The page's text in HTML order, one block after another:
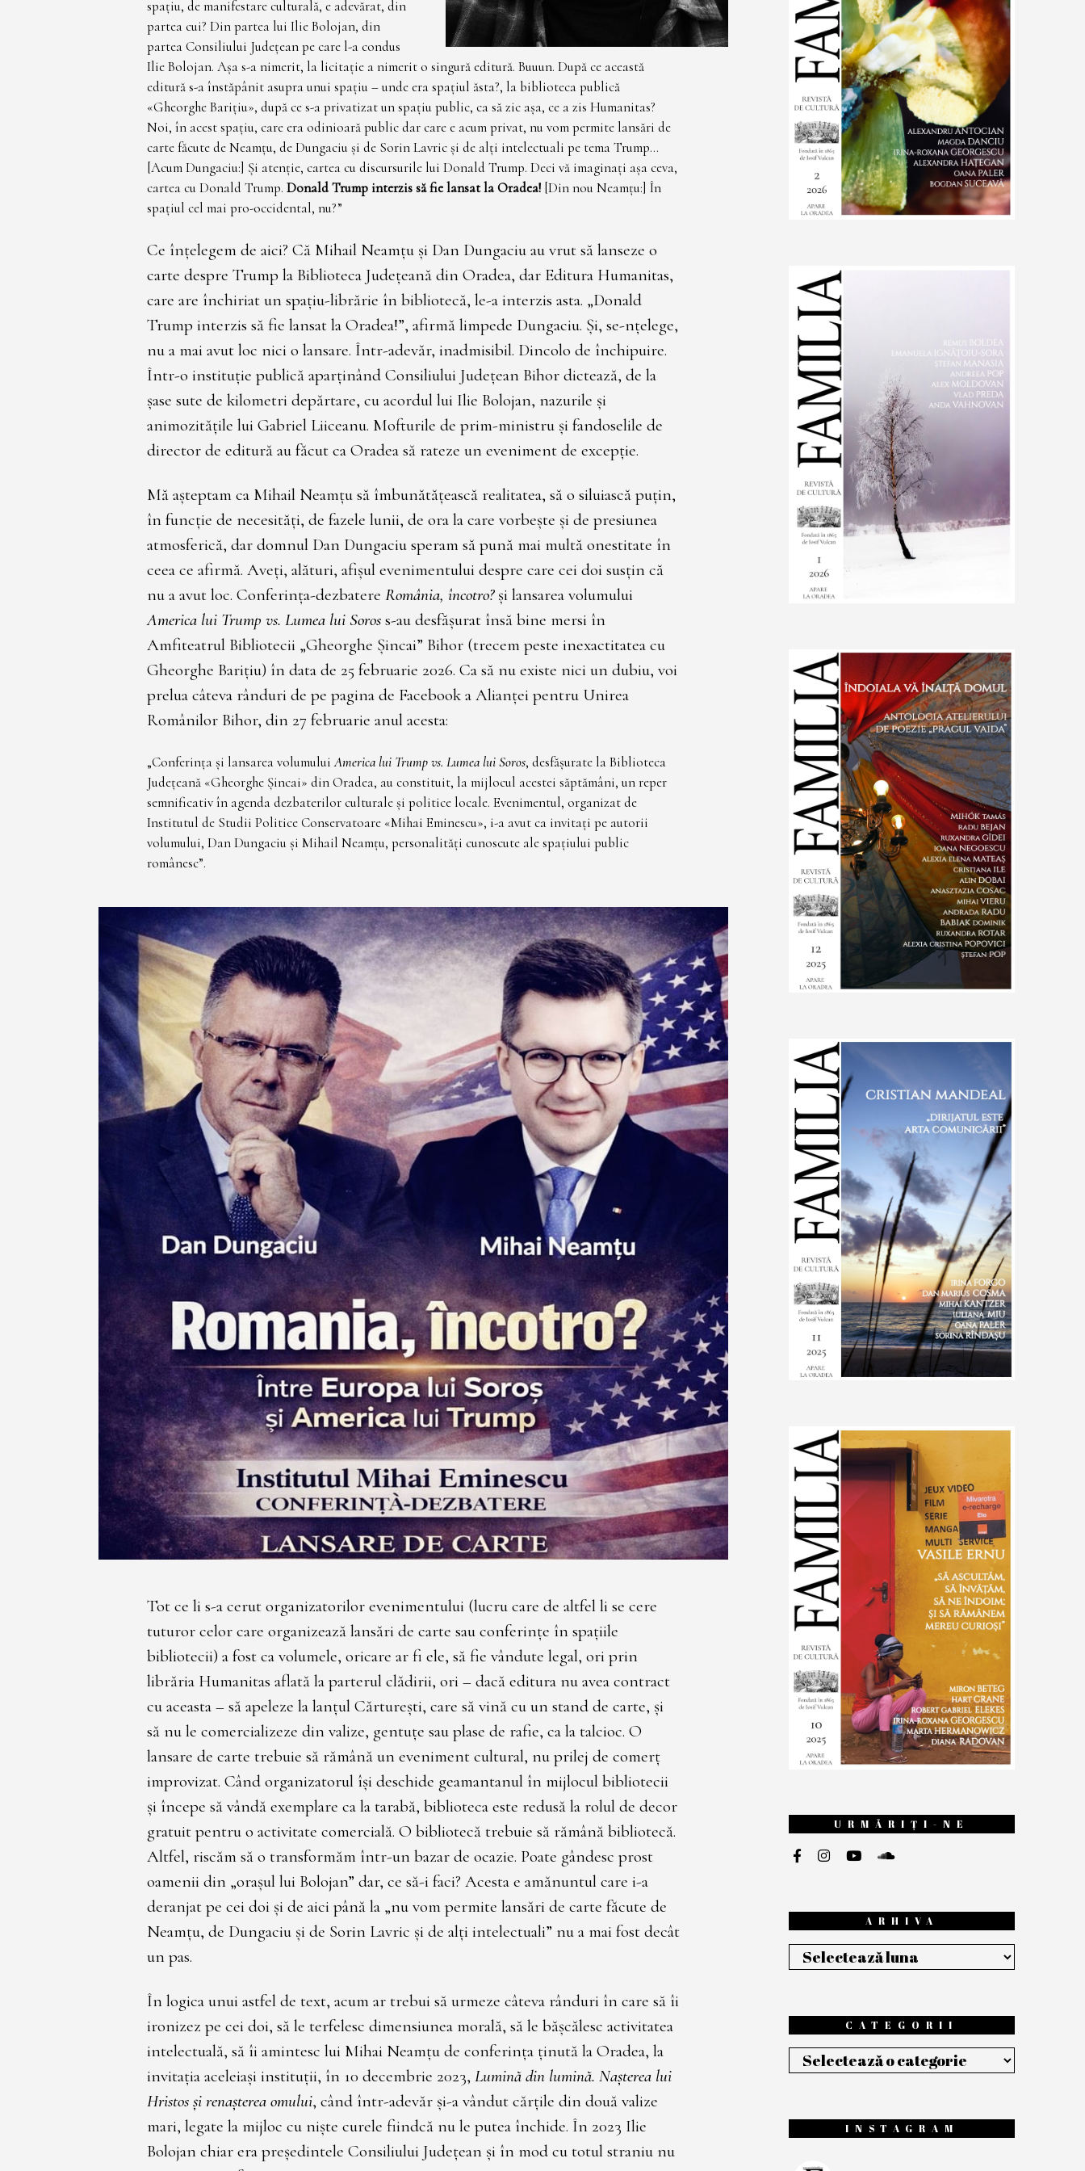
spațiu, de manifestare culturală, e adevărat, din
partea cui? Din partea lui Ilie Bolojan, din
partea Consiliului Județean pe care l-a condus
Ilie Bolojan. Așa s-a nimerit, la licitație a nimerit o singură editură. Buuun. După ce această
editură s-a înstăpânit asupra unui spațiu – unde era spațiul ăsta?, la biblioteca publică
«Gheorghe Barițiu», după ce s-a privatizat un spațiu public, ca să zic așa, ce a zis Humanitas?
Noi, în acest spațiu, care era odinioară public dar care e acum privat, nu vom permite lansări de
carte făcute de Neamțu, de Dungaciu și de Sorin Lavric și de alți intelectuali pe tema Trump…
[Acum Dungaciu:] Și atenție, cartea cu discursurile lui Donald Trump. Deci vă imaginați așa ceva,
cartea cu Donald Trump. Donald Trump interzis să fie lansat la Oradea! [Din nou Neamțu:] În
spațiul cel mai pro-occidental, nu?”
Ce înțelegem de aici? Că Mihail Neamțu și Dan Dungaciu au vrut să lanseze o
carte despre Trump la Biblioteca Județeană din Oradea, dar Editura Humanitas,
care are închiriat un spațiu-librărie în bibliotecă, le-a interzis asta. „Donald
Trump interzis să fie lansat la Oradea!”, afirmă limpede Dungaciu. Și, se-nțelege,
nu a mai avut loc nici o lansare. Într-adevăr, inadmisibil. Dincolo de închipuire.
Într-o instituție publică aparținând Consiliului Județean Bihor dictează, de la
șase sute de kilometri depărtare, cu acordul lui Ilie Bolojan, nazurile și
animozitățile lui Gabriel Liiceanu. Mofturile de prim-ministru și fandoselile de
director de editură au făcut ca Oradea să rateze un eveniment de excepție.
Mă așteptam ca Mihail Neamțu să îmbunătățească realitatea, să o siluiască puțin,
în funcție de necesități, de fazele lunii, de ora la care vorbește și de presiunea
atmosferică, dar domnul Dan Dungaciu speram să pună mai multă onestitate în
ceea ce afirmă. Aveți, alături, afișul evenimentului despre care cei doi susțin că
nu a avut loc. Conferința-dezbatere România, încotro?și lansarea volumului
America lui Trump vs. Lumea lui Soros s-au desfășurat însă bine mersi în
Amfiteatrul Bibliotecii „Gheorghe Șincai” Bihor (trecem peste inexactitatea cu
Gheorghe Barițiu) în data de 25 februarie 2026. Ca să nu existe nici un dubiu, voi
prelua câteva rânduri de pe pagina de Facebook a Alianței pentru Unirea
Românilor Bihor, din 27 februarie anul acesta:
„Conferința și lansarea volumuluiAmerica lui Trump vs. Lumea lui Soros, desfășurate la Biblioteca
Județeană «Gheorghe Șincai» din Oradea, au constituit, la mijlocul acestei săptămâni, un reper
semnificativ în agenda dezbaterilor culturale și politice locale. Evenimentul, organizat de
Institutul de Studii Politice Conservatoare «Mihai Eminescu», i-a avut ca invitați pe autorii
volumului, Dan Dungaciu și Mihail Neamțu, personalități cunoscute ale spațiului public
românesc”.
Tot ce li s-a cerut organizatorilor evenimentului (lucru care de altfel li se cere
tuturor celor care organizează lansări de carte sau conferințe în spațiile
bibliotecii) a fost ca volumele, oricare ar fi ele, să fie vândute legal, ori prin
librăria Humanitas aflată la parterul clădirii, ori – dacă editura nu avea contract
cu aceasta – să apeleze la lanțul Cărturești, care să vină cu un stand de carte, și
să nu le comercializeze din valize, gentuțe sau plase de rafie, ca la talcioc. O
lansare de carte trebuie să rămână un eveniment cultural, nu prilej de comerț
improvizat. Când organizatorul își deschide geamantanul în mijlocul bibliotecii
și începe să vândă exemplare ca la tarabă, biblioteca este redusă la rolul de decor
gratuit pentru o activitate comercială. O bibliotecă trebuie să rămână bibliotecă.
Altfel, riscăm să o transformăm într-un bazar de ocazie. Poate gândesc prost
oamenii din „orașul lui Bolojan” dar, ce să-i faci? Acesta e amănuntul care i-a
deranjat pe cei doi și de aici până la „nu vom permite lansări de carte făcute de
Neamțu, de Dungaciu și de Sorin Lavric și de alți intelectuali” nu a mai fost decât
un pas.
În logica unui astfel de text, acum ar trebui să urmeze câteva rânduri în care să îi
ironizez pe cei doi, să le terfelesc dimensiunea morală, să le bășcălesc activitatea
intelectuală, să îi amintesc lui Mihai Neamțu de conferința ținută la Oradea, la
invitația aceleiași instituții, în 10 decembrie 2023, Lumină din lumină. Nașterea lui
Hristos și renașterea omului, când într-adevăr și-a vândut cărțile din două valize
mari, legate la mijloc cu niște curele fiindcă nu le putea închide. În 2023 Ilie
Bolojan chiar era președintele Consiliului Județean și în mod cu totul straniu nu
URMĂRIȚI-NE
ARHIVA
Arhiva
CATEGORII
Categorii
INSTAGRAM